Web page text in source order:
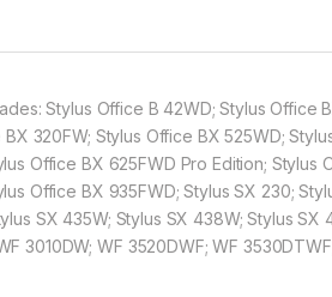
Stylus Office B 42WD; Stylus Office
320FW; Stylus Office BX 525WD;
Office BX 625FWD Pro Edition;
Office BX 935FWD; Stylus SX 230;
SX 435W; Stylus SX 438W; Stylus
3010DW; WF 3520DWF; WF